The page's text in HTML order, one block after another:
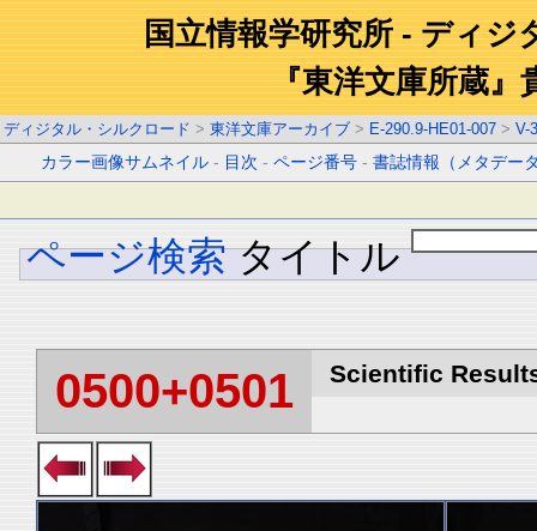
国立情報学研究所 - ディジ
『東洋文庫所蔵』
ディジタル・シルクロード > 東洋文庫アーカイブ > E-290.9-HE01-007 > V-3
カラー画像サムネイル - 目次 -ページ番号 -書誌情報（メタデー
ページ検索 タイトル
0500+0501 Scientific